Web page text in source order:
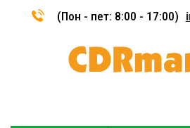
(Пон - пет: 8:00 - 17:00)